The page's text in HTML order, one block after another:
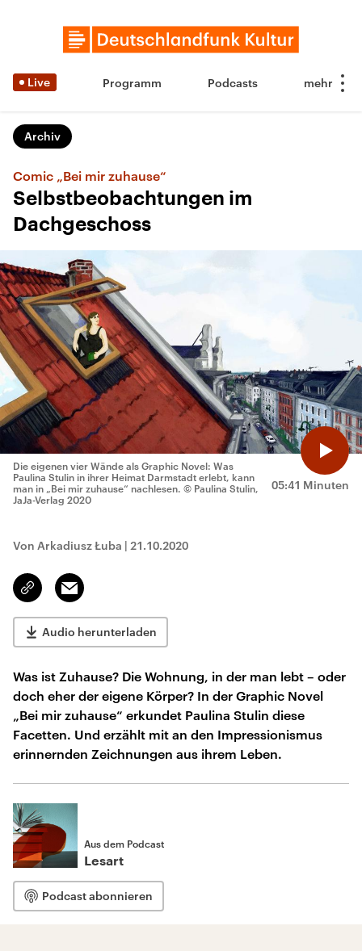
Live Programm Podcasts
Archiv
Comic „Bei mir zuhause“
Selbstbeobachtungen im
Dachgeschoss
05:41 Minuten
Die eigenen vier Wände als Graphic Novel: Was
Paulina Stulin in ihrer Heimat Darmstadt erlebt, kann
man in „Bei mir zuhause“ nachlesen. © Paulina Stulin,
JaJa-Verlag 2020
Von Arkadiusz Łuba | 21.10.2020
Link
kopieren/teilen
Email
Audio herunterladen
Was ist Zuhause? Die Wohnung, in der man lebt – oder
doch eher der eigene Körper? In der Graphic Novel
„Bei mir zuhause“ erkundet Paulina Stulin diese
Facetten. Und erzählt mit an den Impressionismus
erinnernden Zeichnungen aus ihrem Leben.
Aus dem Podcast
Lesart
Podcast abonnieren